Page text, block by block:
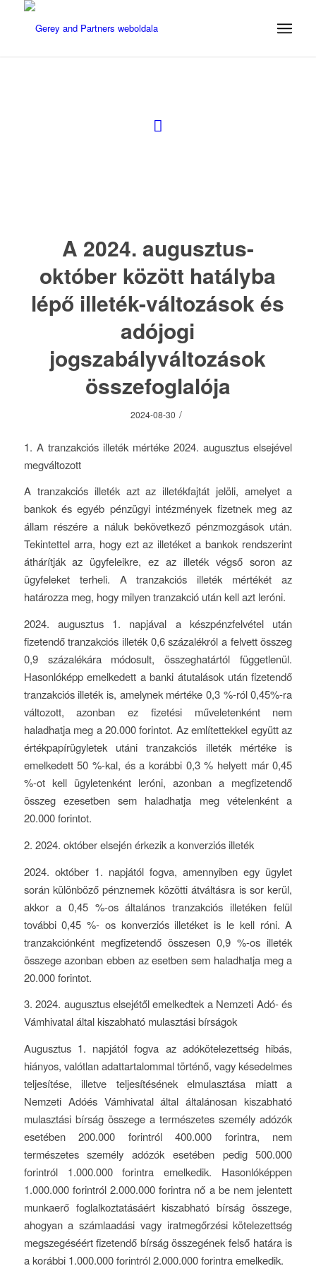
A 2024. augusztus-
október között hatályba
lépő illeték-változások és
adójogi
jogszabályváltozások
összefoglalója
2024-08-30 /
1. A tranzakciós illeték mértéke 2024. augusztus elsejével
megváltozott
A tranzakciós illeték azt az illetékfajtát jelöli, amelyet a
bankok és egyéb pénzügyi intézmények fizetnek meg az
állam részére a náluk bekövetkező pénzmozgások után.
Tekintettel arra, hogy ezt az illetéket a bankok rendszerint
áthárítják az ügyfeleikre, ez az illeték végső soron az
ügyfeleket terheli. A tranzakciós illeték mértékét az
határozza meg, hogy milyen tranzakció után kell azt leróni.
2024. augusztus 1. napjával a készpénzfelvétel után
fizetendő tranzakciós illeték 0,6 százalékról a felvett összeg
0,9 százalékára módosult, összeghatártól függetlenül.
Hasonlóképp emelkedett a banki átutalások után fizetendő
tranzakciós illeték is, amelynek mértéke 0,3 %-ról 0,45%-ra
változott, azonban ez fizetési műveletenként nem
haladhatja meg a 20.000 forintot. Az említettekkel együtt az
értékpapírügyletek utáni tranzakciós illeték mértéke is
emelkedett 50 %-kal, és a korábbi 0,3 % helyett már 0,45
%-ot kell ügyletenként leróni, azonban a megfizetendő
összeg ezesetben sem haladhatja meg vételenként a
20.000 forintot.
2. 2024. október elsején érkezik a konverziós illeték
2024. október 1. napjától fogva, amennyiben egy ügylet
során különböző pénznemek közötti átváltásra is sor kerül,
akkor a 0,45 %-os általános tranzakciós illetéken felül
további 0,45 %- os konverziós illetéket is le kell róni. A
tranzakciónként megfizetendő összesen 0,9 %-os illeték
összege azonban ebben az esetben sem haladhatja meg a
20.000 forintot.
3. 2024. augusztus elsejétől emelkedtek a Nemzeti Adó- és
Vámhivatal által kiszabható mulasztási bírságok
Augusztus 1. napjától fogva az adókötelezettség hibás,
hiányos, valótlan adattartalommal történő, vagy késedelmes
teljesítése, illetve teljesítésének elmulasztása miatt a
Nemzeti Adóés Vámhivatal által általánosan kiszabható
mulasztási bírság összege a természetes személy adózók
esetében 200.000 forintról 400.000 forintra, nem
természetes személy adózók esetében pedig 500.000
forintról 1.000.000 forintra emelkedik. Hasonlóképpen
1.000.000 forintról 2.000.000 forintra nő a be nem jelentett
munkaerő foglalkoztatásáért kiszabható bírság összege,
ahogyan a számlaadási vagy iratmegőrzési kötelezettség
megszegéséért fizetendő bírság összegének felső határa is
a korábbi 1.000.000 forintról 2.000.000 forintra emelkedik.